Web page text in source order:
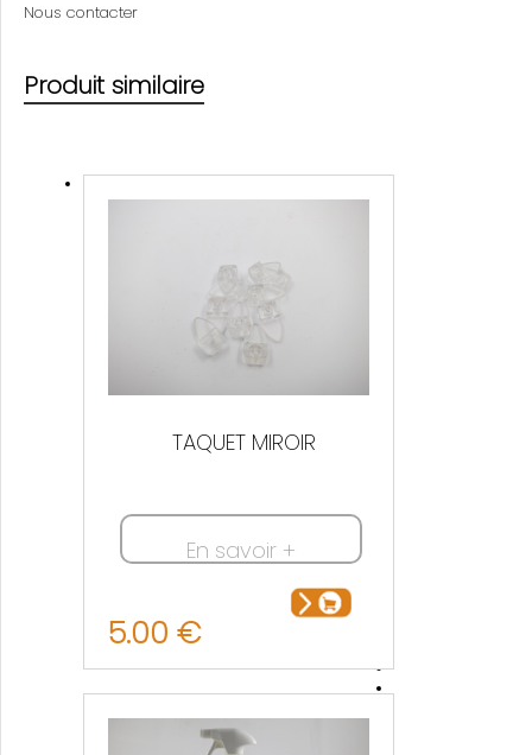
Nous contacter
Produit similaire
TAQUET MIROIR
En savoir +
5.00 €